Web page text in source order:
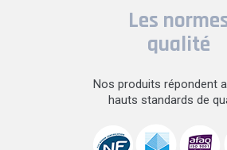
Les
qualité
Nos produits répondent
hauts standards de